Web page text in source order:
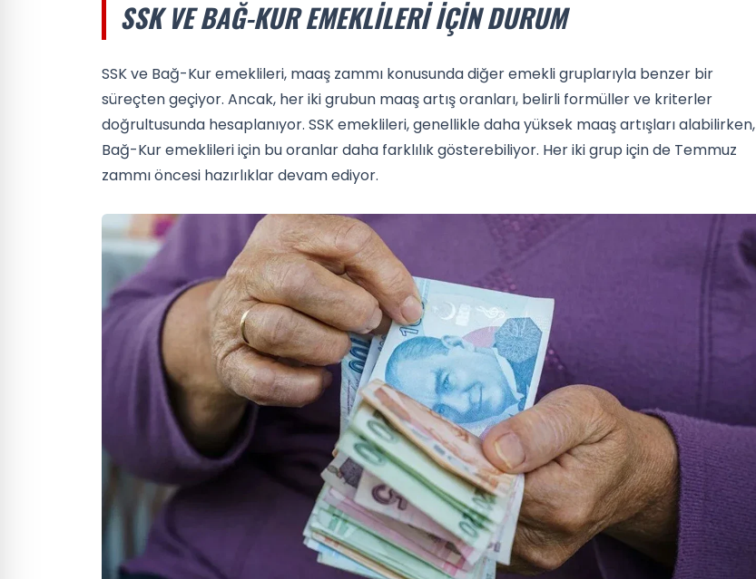
SSK VE BAĞ-KUR EMEKLILERI IÇIN DURUM
SSK ve Bağ-Kur emeklileri, maaş zammı konusunda diğer emekli gruplarıyla benzer bir
süreçten geçiyor. Ancak, her iki grubun maaş artış oranları, belirli formüller ve kriterler
doğrultusunda hesaplanıyor. SSK emeklileri, genellikle daha yüksek maaş artışları alabilirken,
Bağ-Kur emeklileri için bu oranlar daha farklılık gösterebiliyor. Her iki grup için de Temmuz
zammı öncesi hazırlıklar devam ediyor.